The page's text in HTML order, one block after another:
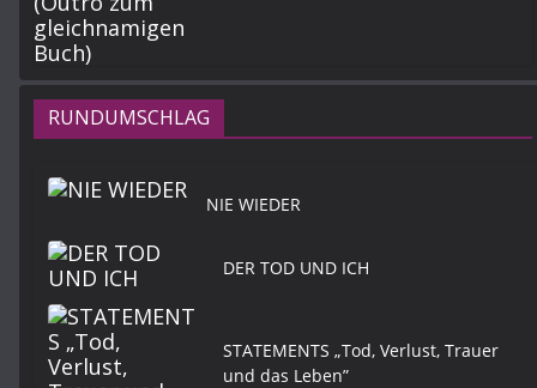
RUNDUMSCHLAG
NIE WIEDER
DER TOD UND ICH
STATEMENTS „Tod, Verlust, Trauer
und das Leben”